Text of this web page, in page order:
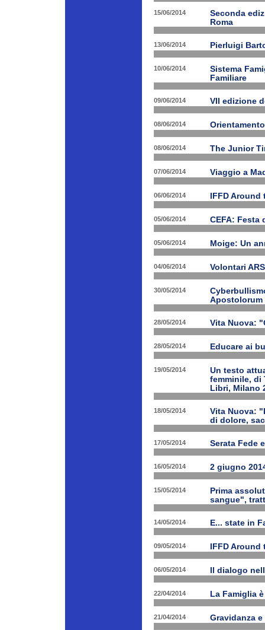
15/06/2014
Seconda
Roma
13/06/2014 Pierluigi
10/06/2014
Sistema
Familiare
09/06/2014 VII edizione
08/06/2014
08/06/2014 The Junior
07/06/2014 Viaggio a
06/06/2014 IFFD
05/06/2014 CEFA: Festa
05/06/2014 Moige: Un
04/06/2014 Volontari
30/05/2014
Apostolorum
28/05/2014 Vita Nuova:
28/05/2014 Educare ai
19/05/2014
Un testo
femminile, di
Libri, Milano
18/05/2014
Vita Nuova:
di dolore,
17/05/2014 Serata Fede
16/05/2014 2 giugno
15/05/2014
Prima
sangue",
14/05/2014 E... state in
09/05/2014 IFFD
06/05/2014 Il dialogo
22/04/2014 La Famiglia
21/04/2014 Gravidanza